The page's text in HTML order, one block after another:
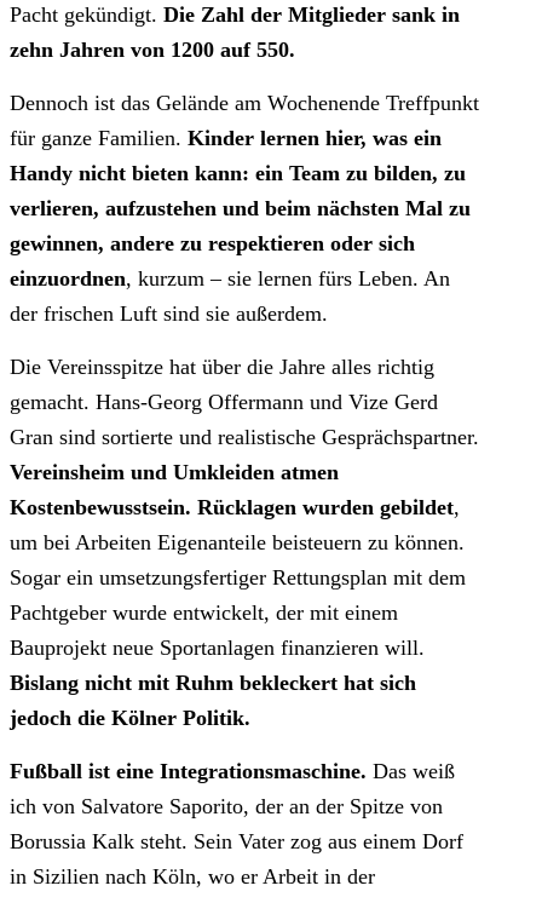
Pacht gekündigt. Die Zahl der Mitglieder sank in
zehn Jahren von 1200 auf 550.
Dennoch ist das Gelände am Wochenende Treffpunkt
für ganze Familien. Kinder lernen hier, was ein
Handy nicht bieten kann: ein Team zu bilden, zu
verlieren, aufzustehen und beim nächsten Mal zu
gewinnen, andere zu respektieren oder sich
einzuordnen, kurzum – sie lernen fürs Leben. An
der frischen Luft sind sie außerdem.
Die Vereinsspitze hat über die Jahre alles richtig
gemacht. Hans-Georg Offermann und Vize Gerd
Gran sind sortierte und realistische Gesprächspartner.
Vereinsheim und Umkleiden atmen
Kostenbewusstsein. Rücklagen wurden gebildet,
um bei Arbeiten Eigenanteile beisteuern zu können.
Sogar ein umsetzungsfertiger Rettungsplan mit dem
Pachtgeber wurde entwickelt, der mit einem
Bauprojekt neue Sportanlagen finanzieren will.
Bislang nicht mit Ruhm bekleckert hat sich
jedoch die Kölner Politik.
Fußball ist eine Integrationsmaschine. Das weiß
ich von Salvatore Saporito, der an der Spitze von
Borussia Kalk steht. Sein Vater zog aus einem Dorf
in Sizilien nach Köln, wo er Arbeit in der